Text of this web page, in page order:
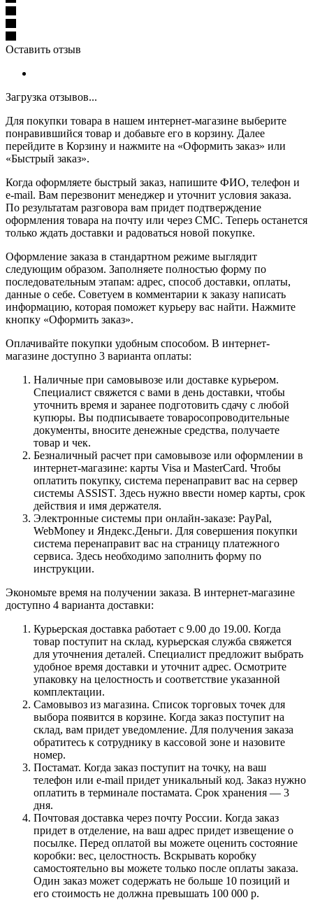
Оставить отзыв
Загрузка отзывов...
Для покупки товара в нашем интернет-магазине выберите
понравившийся товар и добавьте его в корзину. Далее
перейдите в Корзину и нажмите на «Оформить заказ» или
«Быстрый заказ».
Когда оформляете быстрый заказ, напишите ФИО, телефон и
e-mail. Вам перезвонит менеджер и уточнит условия заказа.
По результатам разговора вам придет подтверждение
оформления товара на почту или через СМС. Теперь останется
только ждать доставки и радоваться новой покупке.
Оформление заказа в стандартном режиме выглядит
следующим образом. Заполняете полностью форму по
последовательным этапам: адрес, способ доставки, оплаты,
данные о себе. Советуем в комментарии к заказу написать
информацию, которая поможет курьеру вас найти. Нажмите
кнопку «Оформить заказ».
Оплачивайте покупки удобным способом. В интернет-
магазине доступно 3 варианта оплаты:
Наличные при самовывозе или доставке курьером.
Специалист свяжется с вами в день доставки, чтобы
уточнить время и заранее подготовить сдачу с любой
купюры. Вы подписываете товаросопроводительные
документы, вносите денежные средства, получаете
товар и чек.
Безналичный расчет при самовывозе или оформлении в
интернет-магазине: карты Visa и MasterCard. Чтобы
оплатить покупку, система перенаправит вас на сервер
системы ASSIST. Здесь нужно ввести номер карты, срок
действия и имя держателя.
Электронные системы при онлайн-заказе: PayPal,
WebMoney и Яндекс.Деньги. Для совершения покупки
система перенаправит вас на страницу платежного
сервиса. Здесь необходимо заполнить форму по
инструкции.
Экономьте время на получении заказа. В интернет-магазине
доступно 4 варианта доставки:
Курьерская доставка работает с 9.00 до 19.00. Когда
товар поступит на склад, курьерская служба свяжется
для уточнения деталей. Специалист предложит выбрать
удобное время доставки и уточнит адрес. Осмотрите
упаковку на целостность и соответствие указанной
комплектации.
Самовывоз из магазина. Список торговых точек для
выбора появится в корзине. Когда заказ поступит на
склад, вам придет уведомление. Для получения заказа
обратитесь к сотруднику в кассовой зоне и назовите
номер.
Постамат. Когда заказ поступит на точку, на ваш
телефон или e-mail придет уникальный код. Заказ нужно
оплатить в терминале постамата. Срок хранения — 3
дня.
Почтовая доставка через почту России. Когда заказ
придет в отделение, на ваш адрес придет извещение о
посылке. Перед оплатой вы можете оценить состояние
коробки: вес, целостность. Вскрывать коробку
самостоятельно вы можете только после оплаты заказа.
Один заказ может содержать не больше 10 позиций и
его стоимость не должна превышать 100 000 р.